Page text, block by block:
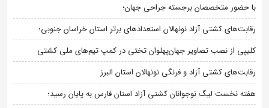
با حضور متخصصان برجسته جراحی جهان؛
رقابت‌های کشتی آزاد نونهالان استعدادهای برتر استان خراسان جنوبی؛
کلیپی از نصب تصاویر جهان‌پهلوان تختی در کمپ تیم‌های ملی کشتی
رقابت‌های کشتی آزاد و فرنگی نونهالان استان البرز
هفته نخست لیگ نوجوانان کشتی آزاد استان فارس به پایان رسید؛